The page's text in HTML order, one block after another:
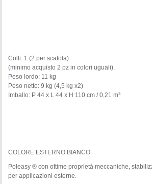
Colli: 1 (2 per scatola)
(minimo acquisto 2 pz in colori uguali).
Peso lordo: 11 kg
Peso netto: 9 kg (4,5 kg x2)
Imballo: P 44 x L 44 x H 110 cm / 0,21 m³
COLORE ESTERNO BIANCO
Poleasy ® con ottime proprietà meccaniche,
per applicazioni esterne.